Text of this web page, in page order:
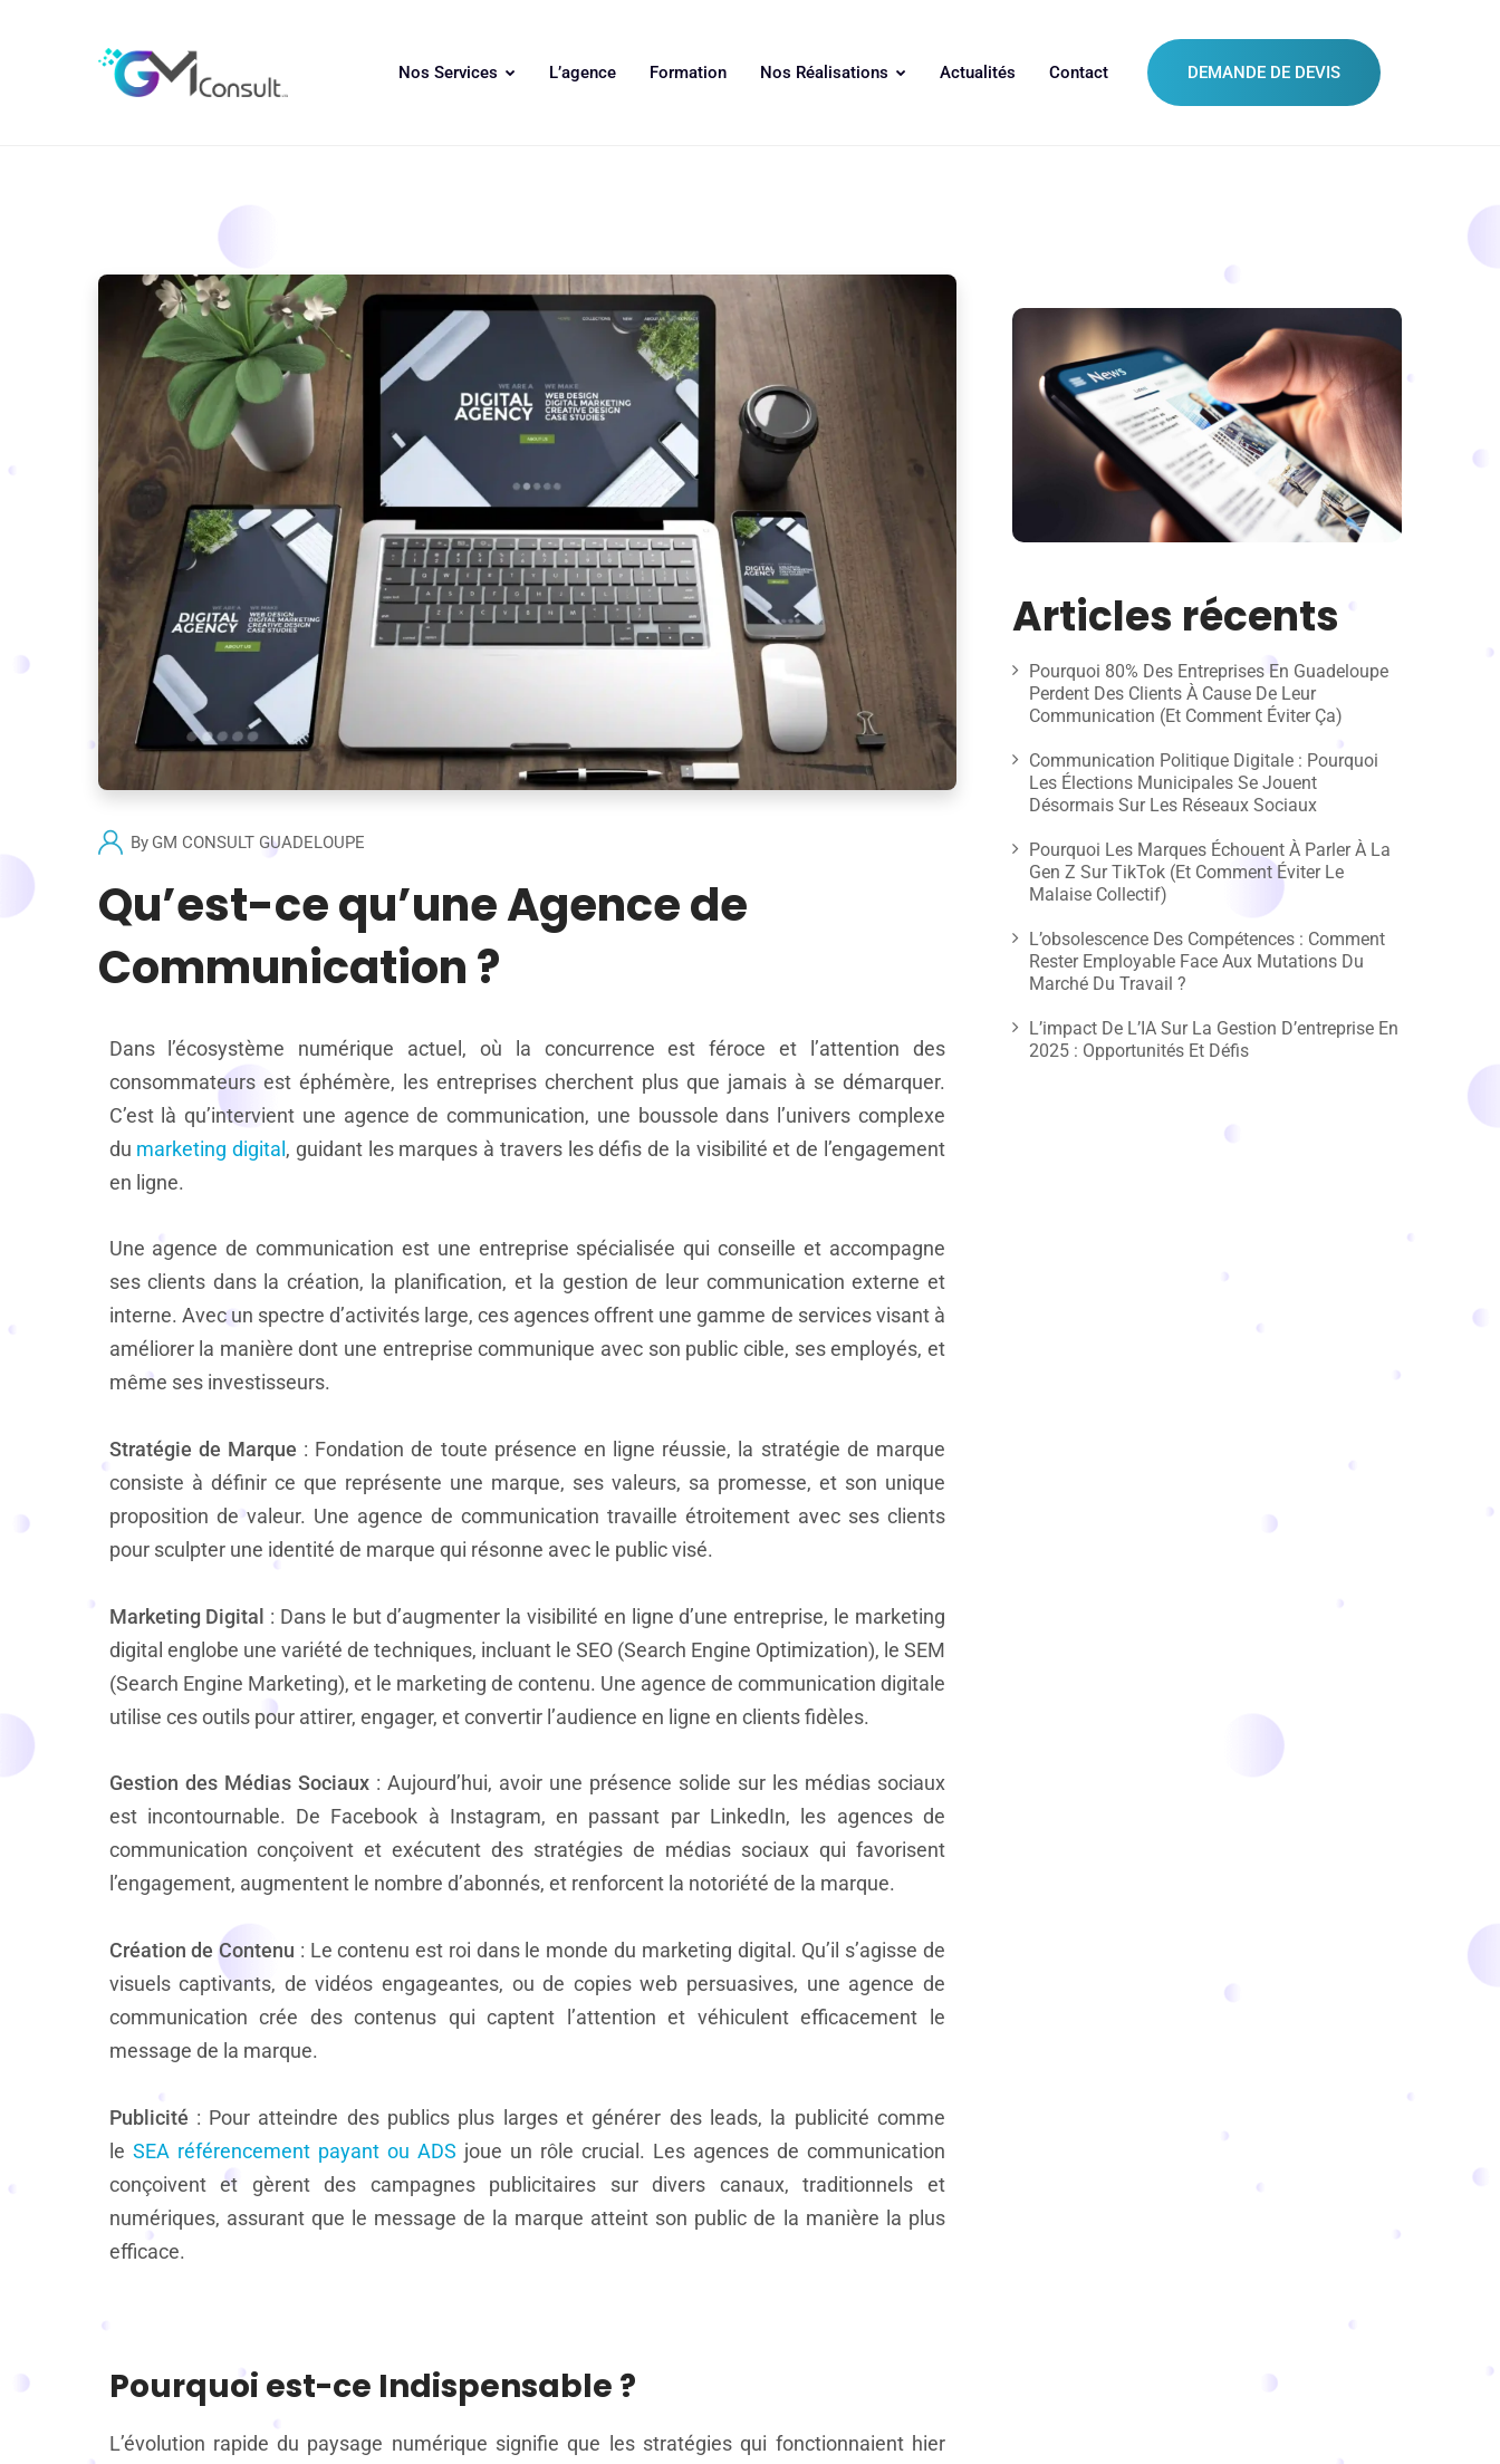
DEMANDE DE DEVIS
Nos Services L’agence Formation Nos Réalisations Actualités Contact
By GM CONSULT GUADELOUPE
Qu’est-ce qu’une Agence de
Communication ?
Dans l’écosystème numérique actuel, où la concurrence est féroce et l’attention des
consommateurs est éphémère, les entreprises cherchent plus que jamais à se démarquer.
C’est là qu’intervient une agence de communication, une boussole dans l’univers complexe
du marketing digital, guidant les marques à travers les défis de la visibilité et de l’engagement
en ligne.
Une agence de communication est une entreprise spécialisée qui conseille et accompagne
ses clients dans la création, la planification, et la gestion de leur communication externe et
interne. Avec un spectre d’activités large, ces agences offrent une gamme de services visant à
améliorer la manière dont une entreprise communique avec son public cible, ses employés, et
même ses investisseurs.
Stratégie de Marque : Fondation de toute présence en ligne réussie, la stratégie de marque
consiste à définir ce que représente une marque, ses valeurs, sa promesse, et son unique
proposition de valeur. Une agence de communication travaille étroitement avec ses clients
pour sculpter une identité de marque qui résonne avec le public visé.
Marketing Digital : Dans le but d’augmenter la visibilité en ligne d’une entreprise, le marketing
digital englobe une variété de techniques, incluant le SEO (Search Engine Optimization), le SEM
(Search Engine Marketing), et le marketing de contenu. Une agence de communication digitale
utilise ces outils pour attirer, engager, et convertir l’audience en ligne en clients fidèles.
Gestion des Médias Sociaux: Aujourd’hui, avoir une présence solide sur les médias sociaux
est incontournable. De Facebook à Instagram, en passant par LinkedIn, les agences de
communication conçoivent et exécutent des stratégies de médias sociaux qui favorisent
l’engagement, augmentent le nombre d’abonnés, et renforcent la notoriété de la marque.
Création de Contenu : Le contenu est roi dans le monde du marketing digital. Qu’il s’agisse de
visuels captivants, de vidéos engageantes, ou de copies web persuasives, une agence de
communication crée des contenus qui captent l’attention et véhiculent efficacement le
message de la marque.
Publicité : Pour atteindre des publics plus larges et générer des leads, la publicité comme
le SEA référencement payant ou ADS joue un rôle crucial. Les agences de communication
conçoivent et gèrent des campagnes publicitaires sur divers canaux, traditionnels et
numériques, assurant que le message de la marque atteint son public de la manière la plus
efficace.
Pourquoi est-ce Indispensable ?
L’évolution rapide du paysage numérique signifie que les stratégies qui fonctionnaient hier
Articles récents
Pourquoi 80% Des Entreprises En Guadeloupe
Perdent Des Clients À Cause De Leur
Communication (et Comment Éviter Ça)
Communication Politique Digitale : Pourquoi
Les Élections Municipales Se Jouent
Désormais Sur Les Réseaux Sociaux
Pourquoi Les Marques Échouent À Parler À La
Gen Z Sur TikTok (et Comment Éviter Le
Malaise Collectif)
L’obsolescence Des Compétences : Comment
Rester Employable Face Aux Mutations Du
Marché Du Travail ?
L’impact De L’IA Sur La Gestion D’entreprise En
2025 : Opportunités Et Défis